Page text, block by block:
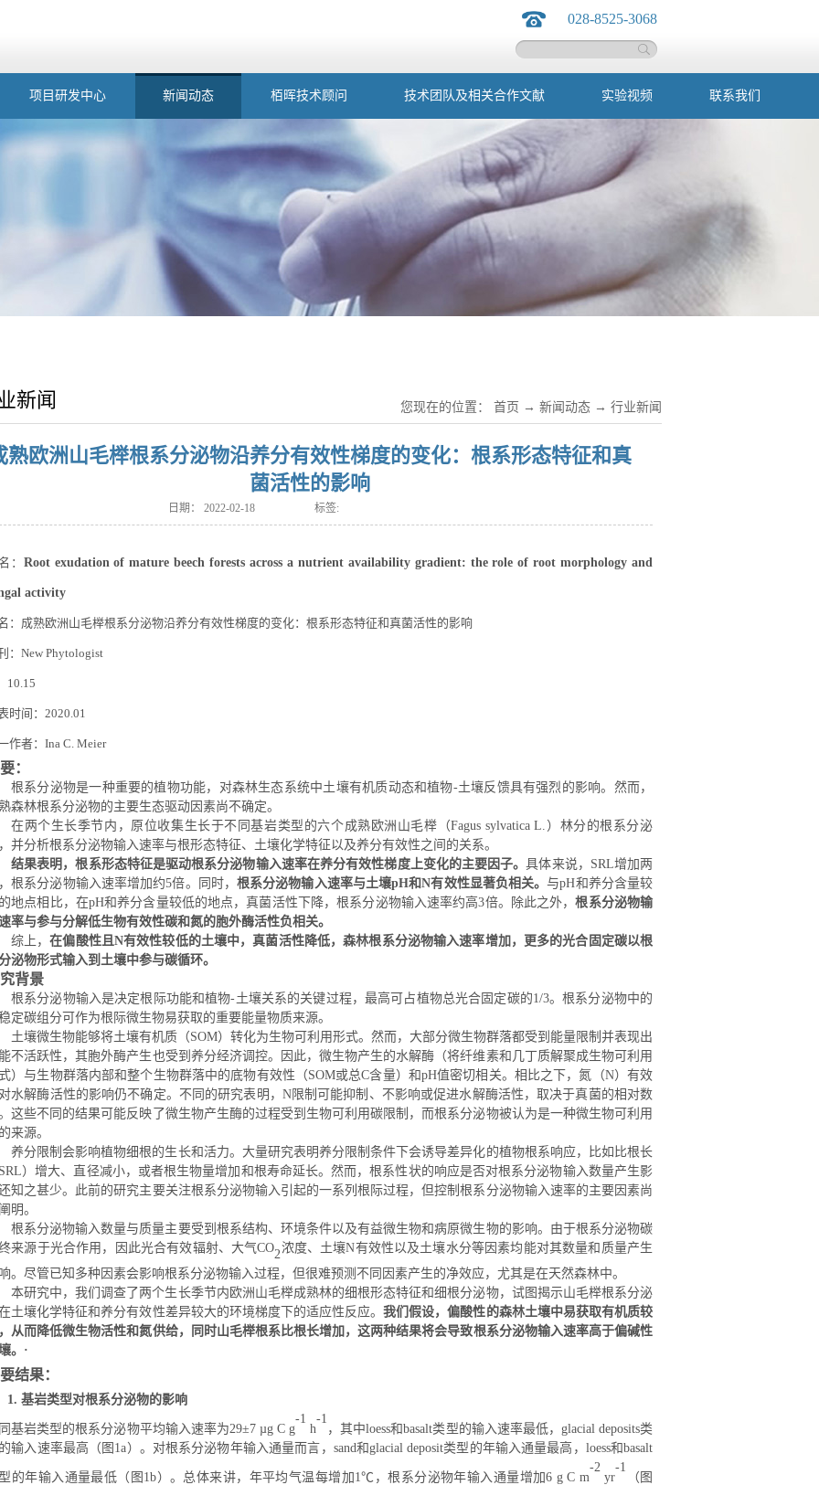
028-8525-3068
项目研发中心 新闻动态 栢晖技术顾问 技术团队及相关合作文献 实验视频 联系我们
新闻 您现在的位置： 首页 → 新闻动态 → 行业新闻
熟欧洲山毛榉根系分泌物沿养分有效性梯度的变化：根系形态特征和真
菌活性的影响
日期： 2022-02-18 标签:
： Root exudation of mature beech forests across a nutrient availability gradient: the role of root morphology and
activity
： 成熟欧洲山毛榉根系分泌物沿养分有效性梯度的变化：根系形态特征和真菌活性的影响
： New Phytologist
10.15
时间： 2020.01
作者： Ina C. Meier
：
根系分泌物是一种重要的植物功能，对森林生态系统中土壤有机质动态和植物-土壤反馈具有强烈的影响。然而，
森林根系分泌物的主要生态驱动因素尚不确定。
在两个生长季节内，原位收集生长于不同基岩类型的六个成熟欧洲山毛榉（Fagus sylvaticaL. ）林分的根系分泌
并分析根系分泌物输入速率与根形态特征、土壤化学特征以及养分有效性之间的关系。
结果表明，根系形态特征是驱动根系分泌物输入速率在养分有效性梯度上变化的主要因子。具体来说， SRL增加两
根系分泌物输入速率增加约5倍。同时， 根系分泌物输入速率与土壤pH和N有效性显著负相关。与pH和养分含量较
地点相比，在pH和养分含量较低的地点，真菌活性下降，根系分泌物输入速率约高3倍。除此之外，根系分泌物输
率与参与分解低生物有效性碳和氮的胞外酶活性负相关。
综上，在偏酸性且N有效性较低的土壤中，真菌活性降低，森林根系分泌物输入速率增加，更多的光合固定碳以根
泌物形式输入到土壤中参与碳循环。
背景
根系分泌物输入是决定根际功能和植物-土壤关系的关键过程，最高可占植物总光合固定碳的1/3。根系分泌物中的
定碳组分可作为根际微生物易获取的重要能量物质来源。
土壤微生物能够将土壤有机质（SOM）转化为生物可利用形式。然而，大部分微生物群落都受到能量限制并表现出
不活跃性，其胞外酶产生也受到养分经济调控。因此，微生物产生的水解酶（将纤维素和几丁质解聚成生物可利用
）与生物群落内部和整个生物群落中的底物有效性（SOM或总C含量）和pH值密切相关。相比之下，氮（N）有效
水解酶活性的影响仍不确定。 不同的研究表明， N限制可能抑制、不影响或促进水解酶活性，取决于真菌的相对数
这些不同的结果可能反映了微生物产生酶的过程受到生物可利用碳限制，而根系分泌物被认为是一种微生物可利用
来源。
养分限制会影响植物细根的生长和活力。大量研究表明养分限制条件下会诱导差异化的植物根系响应，比如比根长
SRL）增大、直径减小，或者根生物量增加和根寿命延长。然而，根系性状的响应是否对根系分泌物输入数量产生影
知之甚少。此前的研究主要关注根系分泌物输入引起的一系列根际过程，但控制根系分泌物输入速率的主要因素尚
明。
根系分泌物输入数量与质量主要受到根系结构、环境条件以及有益微生物和病原微生物的影响。由于根系分泌物碳
来源于光合作用，因此光合有效辐射、大气CO2浓度、土壤N有效性以及土壤水分等因素均能对其数量和质量产生
。尽管已知多种因素会影响根系分泌物输入过程，但很难预测不同因素产生的净效应，尤其是在天然森林中。
本研究中，我们调查了两个生长季节内欧洲山毛榉成熟林的细根形态特征和细根分泌物，试图揭示山毛榉根系分泌
土壤化学特征和养分有效性差异较大的环境梯度下的适应性反应。我们假设，偏酸性的森林土壤中易获取有机质较
从而降低微生物活性和氮供给，同时山毛榉根系比根长增加，这两种结果将会导致根系分泌物输入速率高于偏碱性
。 ·
结果：
1. 基岩类型对根系分泌物的影响
基岩类型的根系分泌物平均输入速率为29±7 µg C g
-1
h
-1
，其中loess和basalt类型的输入速率最低， glacial deposits类
输入速率最高（图1a）。对根系分泌物年输入通量而言， sand和glacial deposit类型的年输入通量最高， loess和basalt
的年输入通量最低（图 1b）。总体来讲，年平均气温每增加1℃，根系分泌物年输入通量增加6 g C m
-2
yr
-1
（图